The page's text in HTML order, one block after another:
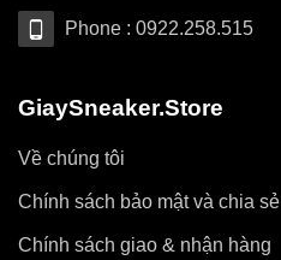
Phone : 0922.258.515
GiaySneaker.Store
Về chúng tôi
Chính sách bảo mật và chia
Chính sách giao & nhận hàng